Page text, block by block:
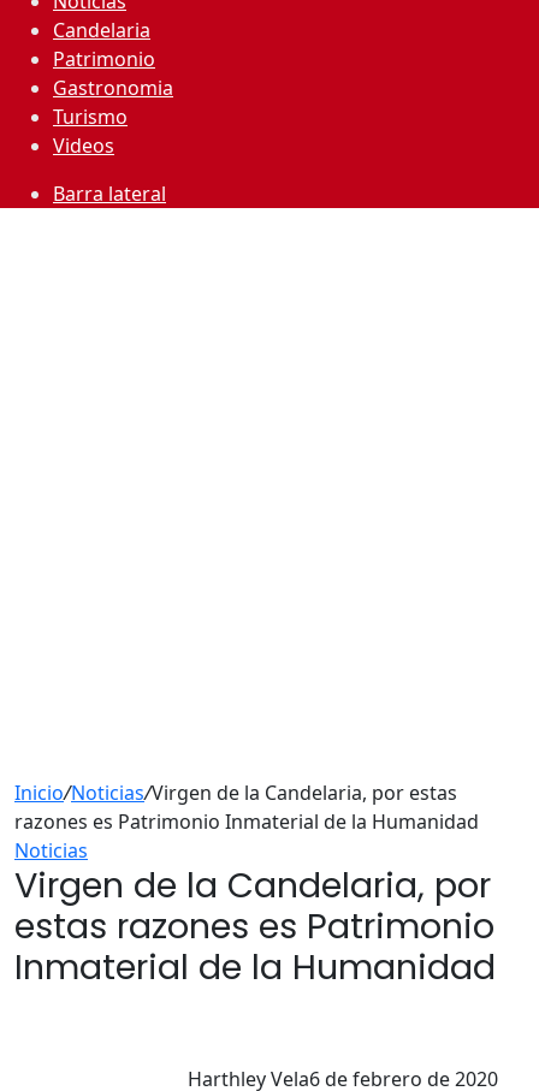
Candelaria
Patrimonio
Gastronomia
Turismo
Videos
Barra lateral
Inicio/Noticias/Virgen de la Candelaria, por estas
razones es Patrimonio Inmaterial de la Humanidad
Noticias
Virgen de la Candelaria, por
estas razones es Patrimonio
Inmaterial de la Humanidad
Harthley Vela6 de febrero de 2020